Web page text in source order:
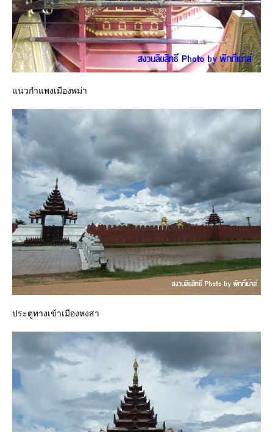
แนวกำแพงเมืองพม่า
ประตูทางเข้าเมืองหงสา